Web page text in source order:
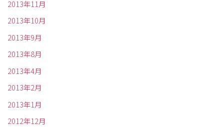
2013年11月
2013年10月
2013年9月
2013年8月
2013年4月
2013年2月
2013年1月
2012年12月